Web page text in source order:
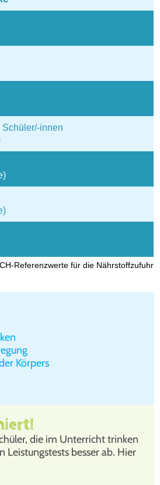
innen
Refe­renz­wer­te für die Nähr­stoff­zu­fuhr
Kör­pers
die im Unter­richt trin­ken
Leis­tungs­tests bes­ser ab. Hier